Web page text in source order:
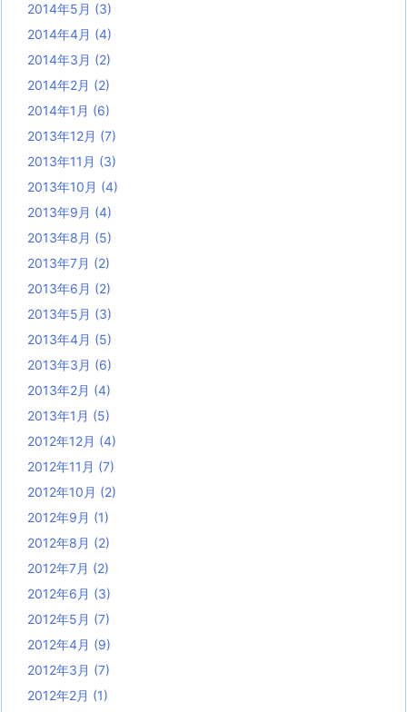
2014年5月 (3)
2014年4月 (4)
2014年3月 (2)
2014年2月 (2)
2014年1月 (6)
2013年12月 (7)
2013年11月 (3)
2013年10月 (4)
2013年9月 (4)
2013年8月 (5)
2013年7月 (2)
2013年6月 (2)
2013年5月 (3)
2013年4月 (5)
2013年3月 (6)
2013年2月 (4)
2013年1月 (5)
2012年12月 (4)
2012年11月 (7)
2012年10月 (2)
2012年9月 (1)
2012年8月 (2)
2012年7月 (2)
2012年6月 (3)
2012年5月 (7)
2012年4月 (9)
2012年3月 (7)
2012年2月 (1)